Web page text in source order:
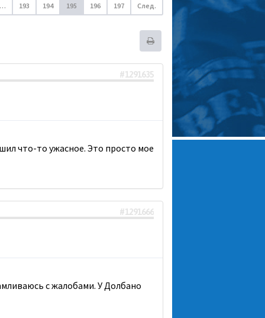
… 193 194 195 196 197 След.
#1291635
что-то ужасное. Это просто мое
#1291666
с жалобами. У Долбано